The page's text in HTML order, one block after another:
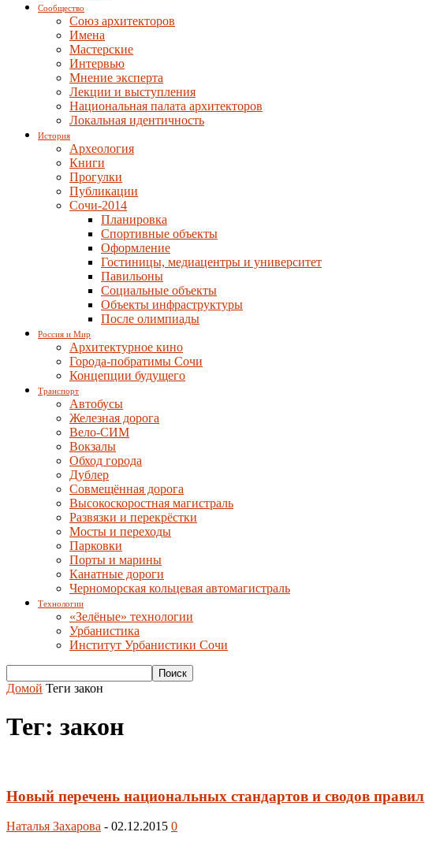
Сообщество
Союз архитекторов
Имена
Мастерские
Интервью
Мнение эксперта
Лекции и выступления
Национальная палата архитекторов
Локальная идентичность
История
Археология
Книги
Прогулки
Публикации
Сочи-2014
Планировка
Спортивные объекты
Оформление
Гостиницы, медиацентры и университет
Павильоны
Социальные объекты
Объекты инфраструктуры
После олимпиады
Россия и Мир
Архитектурное кино
Города-побратимы Сочи
Концепции будущего
Транспорт
Автобусы
Железная дорога
Вело-СИМ
Вокзалы
Обход города
Дублер
Совмещённая дорога
Высокоскоростная магистраль
Развязки и перекрёстки
Мосты и переходы
Парковки
Порты и марины
Канатные дороги
Черноморская кольцевая автомагистраль
Технологии
«Зелёные» технологии
Урбанистика
Институт Урбанистики Сочи
Домой Теги закон
Тег: закон
Новый перечень национальных стандартов и сводов правил
Наталья Захарова - 02.12.2015 0